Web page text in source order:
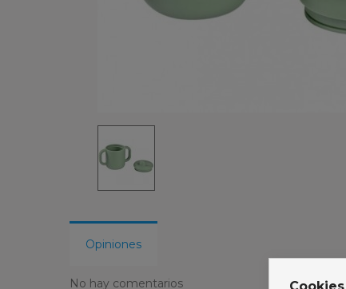
Opiniones
No hay comentarios